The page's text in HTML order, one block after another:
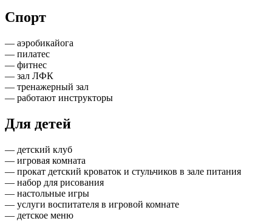
Спорт
— аэробикайога
— пилатес
— фитнес
— зал ЛФК
— тренажерный зал
— работают инструкторы
Для детей
— детский клуб
— игровая комната
— прокат детский кроваток и стульчиков в зале питания
— набор для рисования
— настольные игры
— услуги воспитателя в игровой комнате
— детское меню